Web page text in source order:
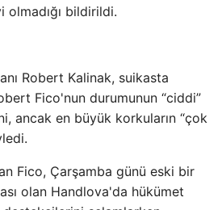
bildirildi.
Robert Kalinak, suikasta
Fico'nun durumunun “ciddi”
ancak en büyük korkuların “çok
Fico, Çarşamba günü eski bir
olan Handlova'da hükümet